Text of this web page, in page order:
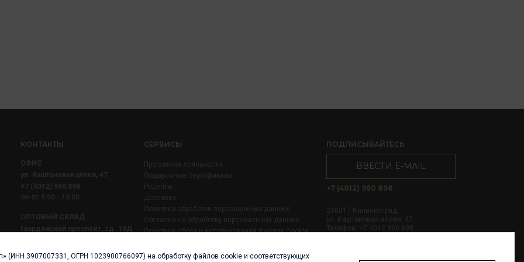
КОНТАКТЫ
ОФИС
ул. Каштановая аллея, 47
+7 (4012) 960 898
ОПТОВЫЙ СКЛАД
Гвардейский проспект, зд. 15Д
пн-пт 8:00 - 17:00
СЕРВИСЫ
Программа лояльности
Подарочные сертификаты
Рецепты
Доставка
Политика обработки персональных данных
Согласие на обработку персональных данных
Политика сбора и использования файлов Cookie
ПОДПИСЫВАЙТЕСЬ
ВВЕСТИ E-MAIL
+7 (4012) 960 898
236017 Калининград,
ул. Каштановая аллея, 47
Телефон: +7 4012 960 898,
(ИНН 3907007331, ОГРН 1023900766097) на обработку файлов cookie и соответствующих